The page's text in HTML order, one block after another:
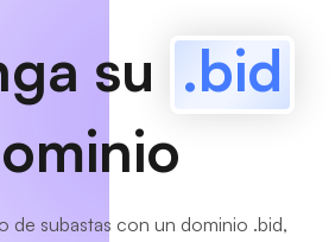
su .bid
de subastas con un dominio .bid,